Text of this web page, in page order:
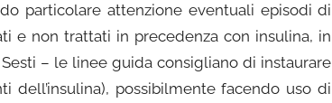
particolare attenzione eventuali episodi di
e non trattati in precedenza con insulina, in
– le linee guida consigliano di instaurare
dell’insulina), possibilmente facendo uso di